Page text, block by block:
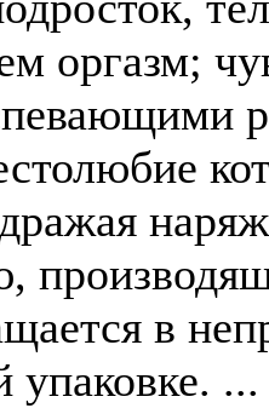
оргазм;
в
упаковке. ...